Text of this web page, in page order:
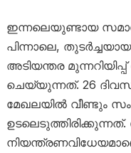
ഇന്നലെയുണ്ടായ
പിന്നാലെ,
അടിയന്തര മുന്നറിയിപ്പ്
ചെയ്യുന്നത്. 26
മേഖലയില്‍ വീണ്ടും